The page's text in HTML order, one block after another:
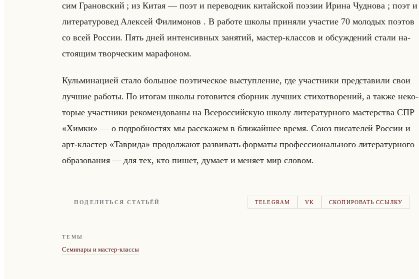
сим Гра­нов­ский ; из Китая — поэт и пе­ре­вод­чик ки­тайской по­эзии Ирина Чуд­но­ва ; поэт и
ли­те­ра­ту­ро­вед Алек­сей Фи­ли­мо­нов . В ра­бо­те школы при­ня­ли уча­стие 70 мо­ло­дых по­этов
со всей Рос­сии. Пять дней ин­тен­сив­ных за­ня­тий, ма­стер-клас­сов и об­суж­де­ний стали на­
сто­ящим твор­че­ским ма­ра­фо­ном.
Кульми­на­ци­ей стало большое по­эти­че­ское вы­ступ­ле­ние, где участ­ни­ки пред­ста­ви­ли свои
луч­шие ра­бо­ты. По ито­гам школы го­то­вит­ся сбор­ник луч­ших сти­хо­тво­ре­ний, а также неко­
то­рые участ­ни­ки ре­ко­мен­до­ва­ны на Все­рос­сийскую школу ли­те­ра­тур­но­го ма­стер­ства СПР
«Химки» — о по­дроб­но­стях мы рас­ска­жем в бли­жайшее время. Союз пи­са­те­лей Рос­сии и
арт-кла­стер «Таврида» про­дол­жа­ют раз­ви­вать фор­ма­ты про­фес­си­онально­го ли­те­ра­тур­но­го
об­ра­зо­ва­ния — для тех, кто пишет, ду­ма­ет и ме­ня­ет мир сло­вом.
ПОДЕЛИТЬСЯ СТАТЬЁЙ TELEGRAM VK СКОПИРОВАТЬ ССЫЛКУ
ТЕМЫ
Семинары и мастер-классы